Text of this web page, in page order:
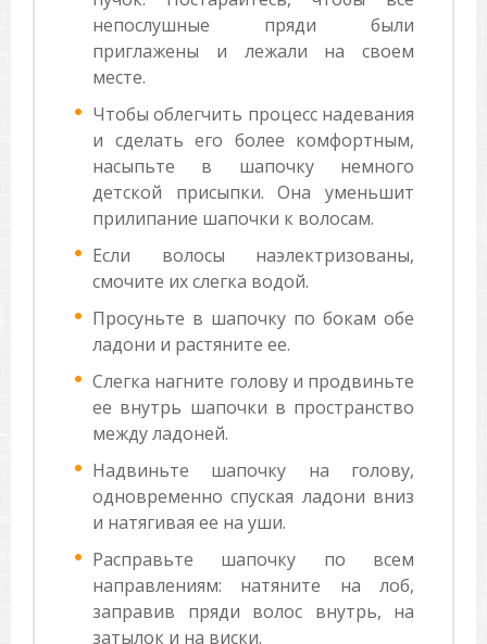
непослушные пряди были
приглажены и лежали на своем
месте.
Чтобы облегчить процесс надевания
и сделать его более комфортным,
насыпьте в шапочку немного
детской присыпки. Она уменьшит
прилипание шапочки к волосам.
Если волосы наэлектризованы,
смочите их слегка водой.
Просуньте в шапочку по бокам обе
ладони и растяните ее.
Слегка нагните голову и продвиньте
ее внутрь шапочки в пространство
между ладоней.
Надвиньте шапочку на голову,
одновременно спуская ладони вниз
и натягивая ее на уши.
Расправьте шапочку по всем
направлениям: натяните на лоб,
заправив пряди волос внутрь, на
затылок и на виски.